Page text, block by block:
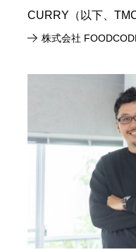
CURRY（以下、
株式会社